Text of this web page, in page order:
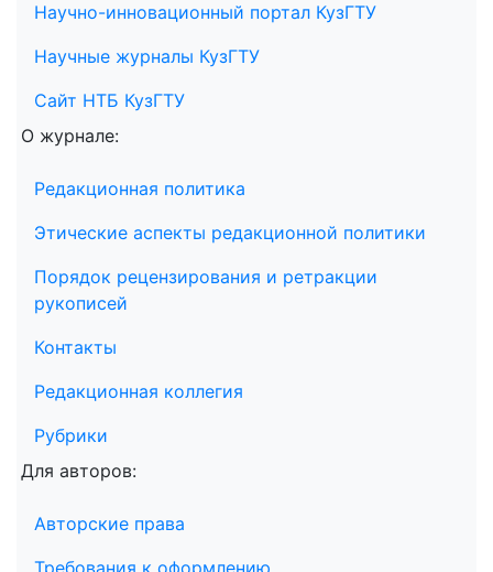
Научно-инновационный портал КузГТУ
Научные журналы КузГТУ
Сайт НТБ КузГТУ
О журнале:
Редакционная политика
Этические аспекты редакционной политики
Порядок рецензирования и ретракции
рукописей
Контакты
Редакционная коллегия
Рубрики
Для авторов:
Авторские права